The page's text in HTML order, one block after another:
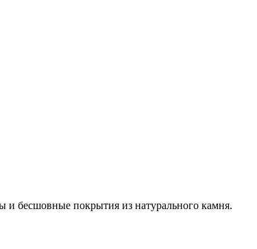
и бесшовные покрытия из натурального камня.